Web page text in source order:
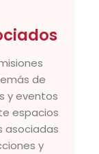
de
y eventos
espacios
asociadas
y